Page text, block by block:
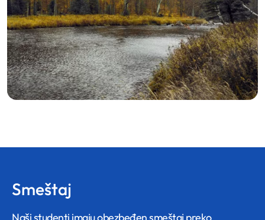
Smeštaj